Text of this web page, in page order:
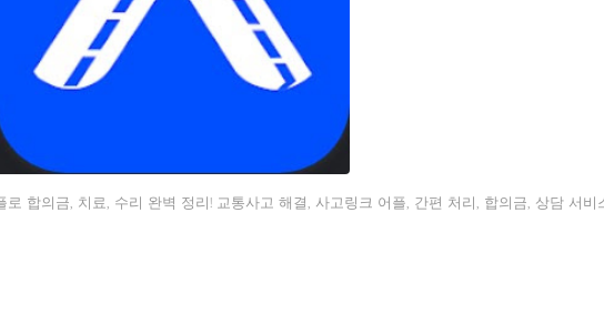
합의금, 치료, 수리 완벽 정리! 교통사고 해결, 사고링크 어플, 간편 처리, 합의금, 상담 서비